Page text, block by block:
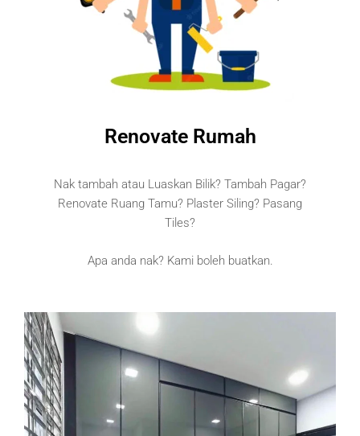
Renovate Rumah
Nak tambah atau Luaskan Bilik? Tambah Pagar?
Renovate Ruang Tamu? Plaster Siling? Pasang
Tiles?
Apa anda nak? Kami boleh buatkan.